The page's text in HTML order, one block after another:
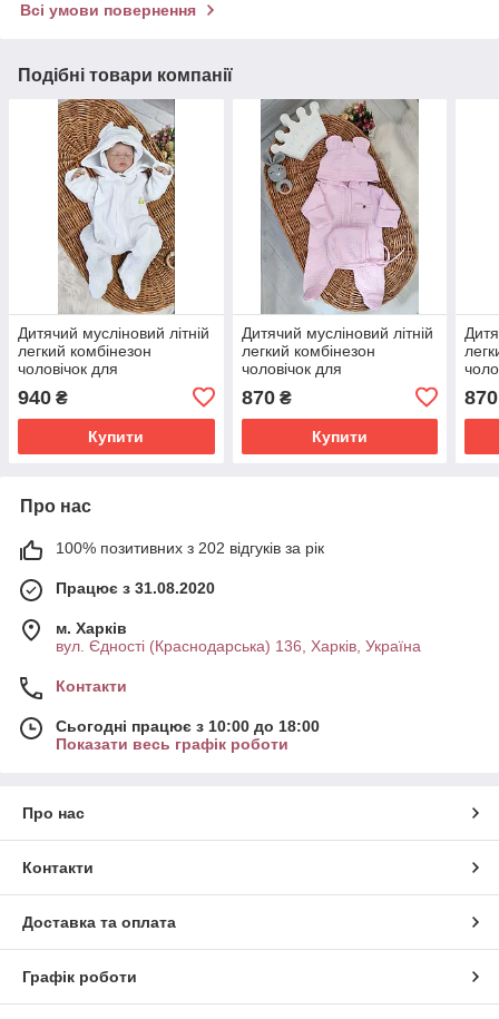
Всі умови повернення
Подібні товари компанії
Дитячий мусліновий літній
легкий комбінезон
чоловічок для
новонародженого 0-3 міс
56-62 см Літо
940 ₴
Купити
Дитячий мусліновий літній
легкий комбінезон
чоловічок для
новонародженого 0-3 міс
56-62 см Літо
870₴
Купити
56-
870
Про нас
100% позитивних з 202 відгуків за рік
Працює з 31.08.2020
м. Харків
вул. Єдності (Краснодарська) 136, Харків, Україна
Контакти
Сьогодні працює з 10:00 до 18:00
Показати весь графік роботи
Про нас
Контакти
Доставка та оплата
Графік роботи